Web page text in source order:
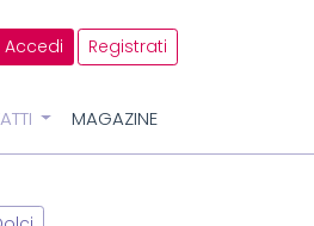
Accedi Registrati
MAGAZINE